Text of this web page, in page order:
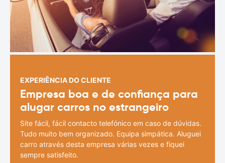
EXPERIÊNCIA DO CLIENTE
Empresa boa e de confiança para
alugar carros no estrangeiro
Site fácil, fácil contacto telefónico em caso de dúvidas.
Tudo muito bem organizado. Equipa simpática. Aluguei
carro através desta empresa várias vezes e fiquei
sempre satisfeito.